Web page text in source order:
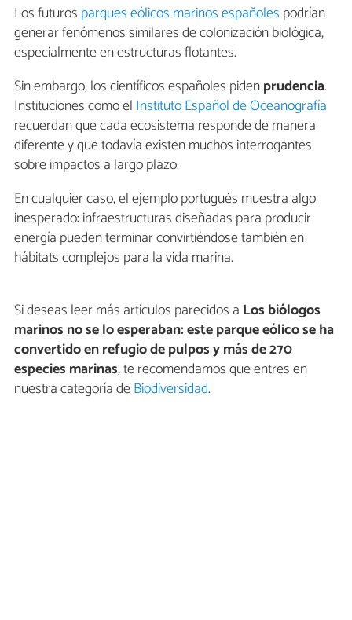
Los futuros parques eólicos marinos españoles podrían
generar fenómenos similares de colonización biológica,
especialmente en estructuras flotantes.
Sin embargo, los científicos españoles pidenprudencia.
Instituciones como el Instituto Español de Oceanografía
recuerdan que cada ecosistema responde de manera
diferente y que todavía existen muchos interrogantes
sobre impactos a largo plazo.
En cualquier caso, el ejemplo portugués muestra algo
inesperado: infraestructuras diseñadas para producir
energía pueden terminar convirtiéndose también en
hábitats complejos para la vida marina.
Si deseas leer más artículos parecidos a Los biólogos
marinos no se lo esperaban: este parque eólico se ha
convertido en refugio de pulpos y más de 270
especies marinas, te recomendamos que entres en
nuestra categoría deBiodiversidad.